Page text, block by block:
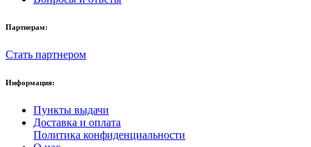
Партнерам:
Стать партнером
Информация:
Пункты выдачи
Доставка и оплата
Политика конфиденциальности